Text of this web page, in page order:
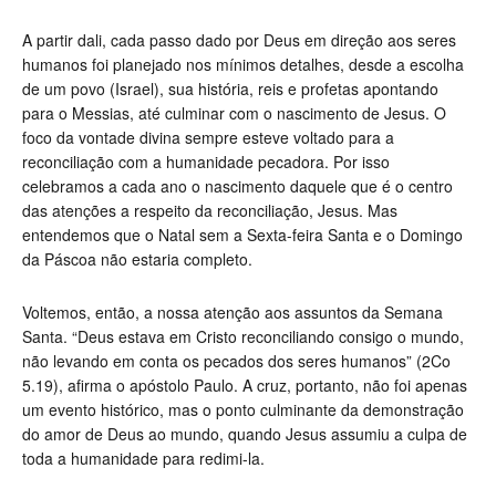
A partir dali, cada passo dado por Deus em direção aos seres
humanos foi planejado nos mínimos detalhes, desde a escolha
de um povo (Israel), sua história, reis e profetas apontando
para o Messias, até culminar com o nascimento de Jesus. O
foco da vontade divina sempre esteve voltado para a
reconciliação com a humanidade pecadora. Por isso
celebramos a cada ano o nascimento daquele que é o centro
das atenções a respeito da reconciliação, Jesus. Mas
entendemos que o Natal sem a Sexta-feira Santa e o Domingo
da Páscoa não estaria completo.
Voltemos, então, a nossa atenção aos assuntos da Semana
Santa. “Deus estava em Cristo reconciliando consigo o mundo,
não levando em conta os pecados dos seres humanos” (2Co
5.19), afirma o apóstolo Paulo. A cruz, portanto, não foi apenas
um evento histórico, mas o ponto culminante da demonstração
do amor de Deus ao mundo, quando Jesus assumiu a culpa de
toda a humanidade para redimi-la.